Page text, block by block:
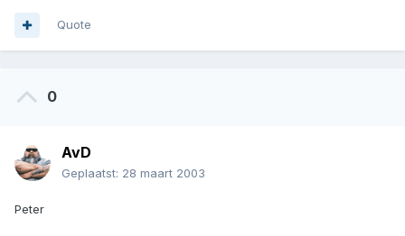
Quote
0
AvD
Geplaatst: 28 maart 2003
Peter